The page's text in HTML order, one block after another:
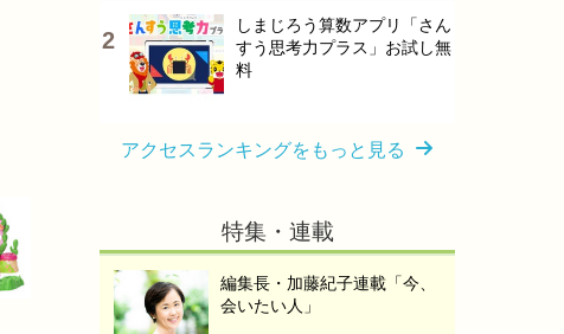
しまじろう算数アプリ「さん
すう思考力プラス」お試し無
料
アクセスランキングをもっと見る
特集・連載
編集長・加藤紀子連載「今、
会いたい人」